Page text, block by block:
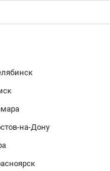
на-Дону